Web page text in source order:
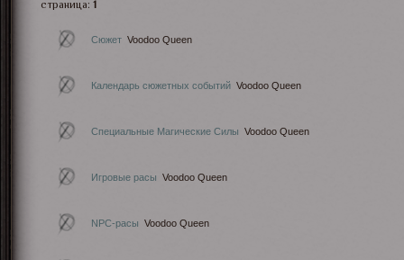
страница: 1
Сюжет Voodoo Queen
Календарь сюжетных событий Voodoo Queen
Специальные Магические Силы Voodoo Queen
Игровые расы Voodoo Queen
NPC-расы Voodoo Queen